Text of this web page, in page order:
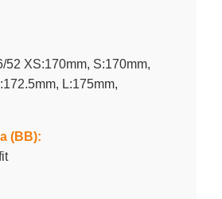
52 XS:170mm, S:170mm,
L:175mm,
(BB):